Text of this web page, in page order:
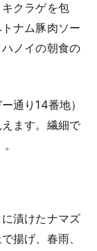
クラゲを包
ナム豚肉ソー
ノイの朝食の
通り14番地）
ます。繊細で
漬けたナマズ
揚げ、春雨、